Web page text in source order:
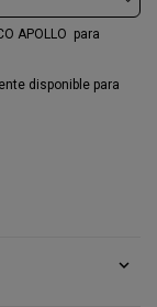
APOLLO para
disponible para
expand_more